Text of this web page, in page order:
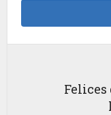
Felices